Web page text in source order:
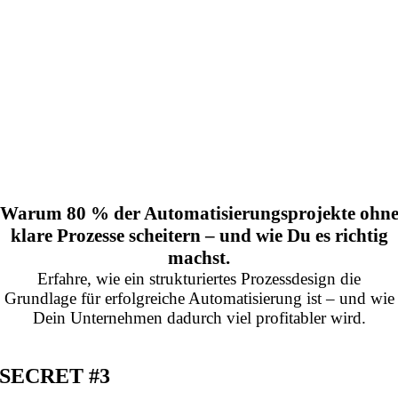
Warum 80 % der Automatisierungsprojekte ohne
klare Prozesse scheitern – und wie Du es richtig
machst.
Erfahre, wie ein strukturiertes Prozessdesign die
Grundlage für erfolgreiche Automatisierung ist – und wie
Dein Unternehmen dadurch viel profitabler wird.
SECRET #3